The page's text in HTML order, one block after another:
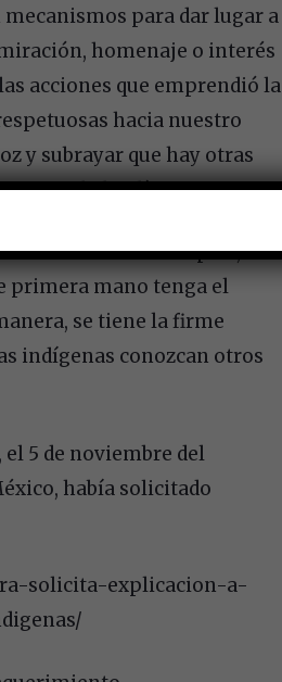
para dar lugar a
homenaje o interés
acciones que emprendió la
hacia nuestro
y subrayar que hay otras
indígena.
invitada a nuestro país,
primera mano tenga el
se tiene la firme
indígenas conozcan otros
5 de noviembre del
había solicitado
solicita-explicacion-a-